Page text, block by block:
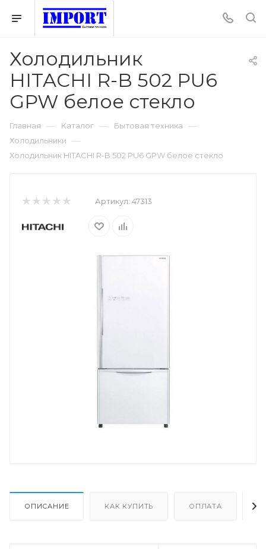
Холодильник
HITACHI R-B 502 PU6
GPW белое стекло
Главная — Каталог — Бытовая техника —
Холодильники —
Холодильник HITACHI R-B 502 PU6 GPW белое стекло
Артикул: 47313
ОПИСАНИЕ КАК КУПИТЬ ОПЛАТА